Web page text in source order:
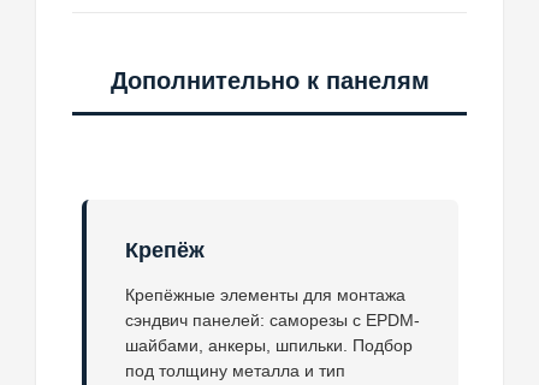
Дополнительно к панелям
Крепёж
Крепёжные элементы для монтажа
сэндвич панелей: саморезы с EPDM-
шайбами, анкеры, шпильки. Подбор
под толщину металла и тип